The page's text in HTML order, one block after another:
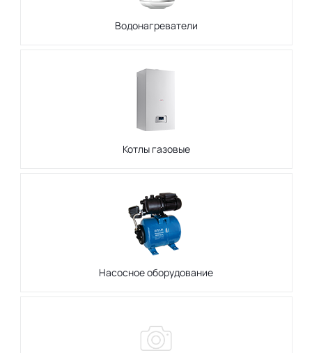
Водонагреватели
Котлы газовые
Насосное оборудование